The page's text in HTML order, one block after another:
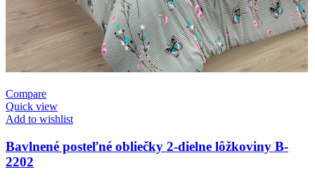
Compare
Quick view
Add to wishlist
Bavlnené posteľné obliečky 2-dielne lôžkoviny B-
2202